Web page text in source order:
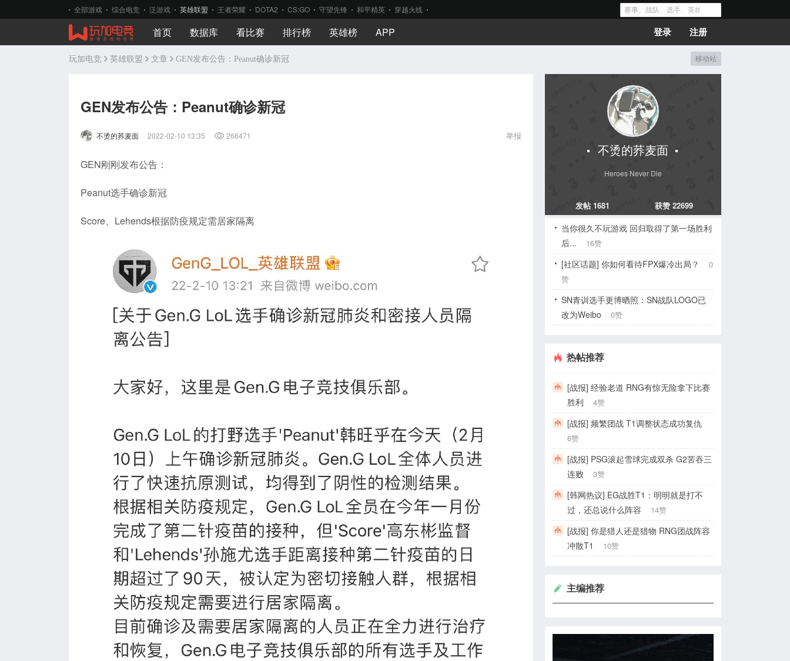
全部游戏 综合电竞 泛游戏 英雄联盟 王者荣耀 DOTA2 CS:GO 守望先锋 和平精英 穿越火线
首页 数据库 看比赛 排行榜 英雄榜 APP 登录 注册
玩加电竞 英雄联盟 文章 GEN发布公告：Peanut确诊新冠 移动站
GEN发布公告：Peanut确诊新冠
不烫的荞麦面 2022-02-10 13:35 266471 举报
GEN刚刚发布公告：
Peanut选手确诊新冠
Score、Lehends根据防疫规定需居家隔离
不烫的荞麦面
Heroes Never Die
发帖 1681 获赞 22699
当你很久不玩游戏 回归取得了第一场胜利
后...
16赞
[社区话题] 你如何看待FPX爆冷出局？
0
赞
SN青训选手更博晒照：SN战队LOGO已
改为Weibo
0赞
热帖推荐
[战报] 经验老道 RNG有惊无险拿下比赛
胜利
4赞
[战报] 频繁团战 T1调整状态成功复仇
6赞
[战报] PSG滚起雪球完成双杀 G2苦吞三
连败
3赞
[韩网热议] EG战胜T1：明明就是打不
过，还总说什么阵容
14赞
[战报] 你是猎人还是猎物 RNG团战阵容
冲散T1
10赞
主编推荐